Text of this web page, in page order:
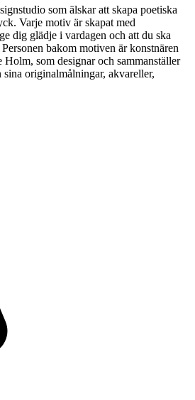
som älskar att skapa poetiska
Varje motiv är skapat med
dig glädje i vardagen och att du ska
bakom motiven är konstnären
som designar och sammanställer
originalmålningar, akvareller,